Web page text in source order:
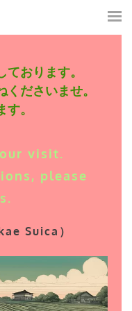
おります。
ださいませ。
。
visit.
please
Suica）